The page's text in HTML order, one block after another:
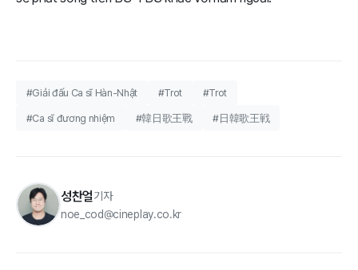
#Giải đấu Ca sĩ Hàn-Nhật #Trot #Trot
#Ca sĩ đương nhiệm #韓日歌王戰 #日韓歌王戦
성찬얼기자
noe_cod@cineplay.co.kr